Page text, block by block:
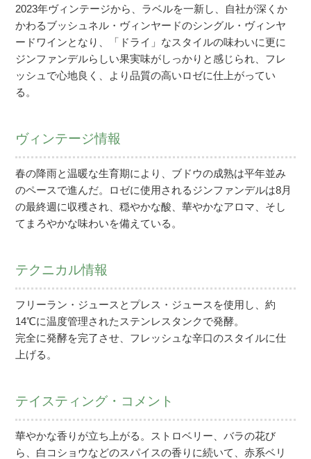
2023年ヴィンテージから、ラベルを一新し、自社が深くか
かわるブッシュネル・ヴィンヤードのシングル・ヴィンヤ
ードワインとなり、「ドライ」なスタイルの味わいに更に
ジンファンデルらしい果実味がしっかりと感じられ、フレ
ッシュで心地良く、より品質の高いロゼに仕上がってい
る。
ヴィンテージ情報
春の降雨と温暖な生育期により、ブドウの成熟は平年並み
のペースで進んだ。ロゼに使用されるジンファンデルは8月
の最終週に収穫され、穏やかな酸、華やかなアロマ、そし
てまろやかな味わいを備えている。
テクニカル情報
フリーラン・ジュースとプレス・ジュースを使用し、約
14℃に温度管理されたステンレスタンクで発酵。
完全に発酵を完了させ、フレッシュな辛口のスタイルに仕
上げる。
テイスティング・コメント
華やかな香りが立ち上がる。ストロベリー、バラの花び
ら、白コショウなどのスパイスの香りに続いて、赤系ベリ